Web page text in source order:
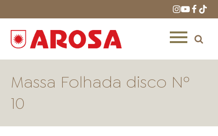
Massa Folhada disco Nº
10